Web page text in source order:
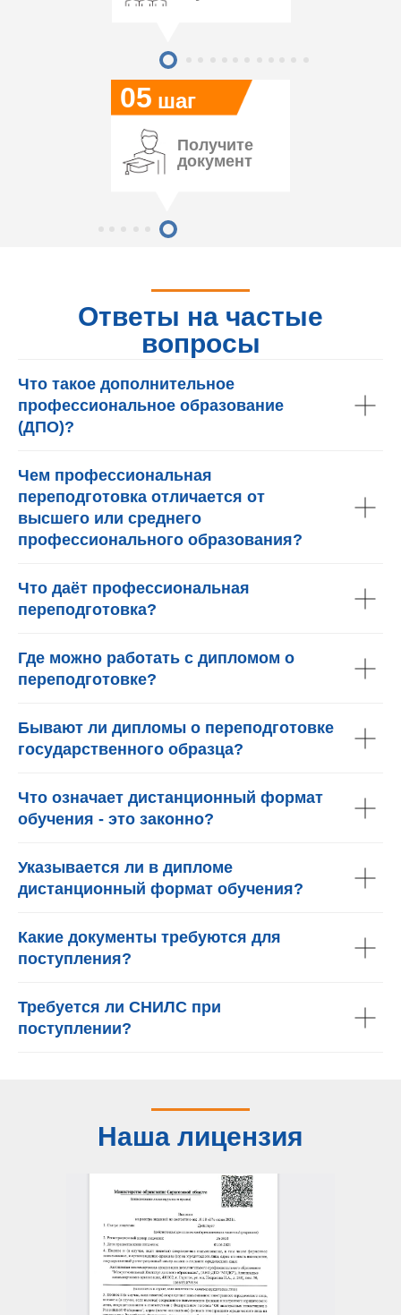
05 шаг
Получите
документ
Ответы на частые
вопросы
Что такое дополнительное
профессиональное образование
(ДПО)?
Чем профессиональная
переподготовка отличается от
высшего или среднего
профессионального образования?
Что даёт профессиональная
переподготовка?
Где можно работать с дипломом о
переподготовке?
Бывают ли дипломы о переподготовке
государственного образца?
Что означает дистанционный формат
обучения - это законно?
Указывается ли в дипломе
дистанционный формат обучения?
Какие документы требуются для
поступления?
Требуется ли СНИЛС при
поступлении?
Наша лицензия